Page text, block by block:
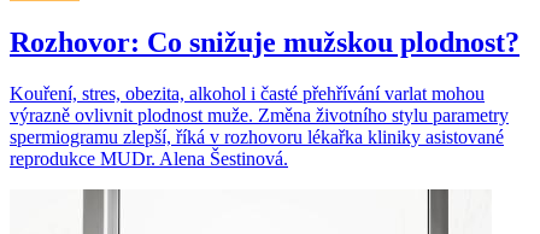
Rozhovor: Co snižuje mužskou plodnost?
Kouření, stres, obezita, alkohol i časté přehřívání varlat mohou
výrazně ovlivnit plodnost muže. Změna životního stylu parametry
spermiogramu zlepší, říká v rozhovoru lékařka kliniky asistované
reprodukce MUDr. Alena Šestinová.